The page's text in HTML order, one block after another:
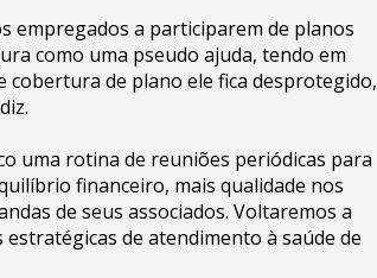
empregados a participarem de planos
como uma pseudo ajuda, tendo em
cobertura de plano ele fica desprotegido,
uma rotina de reuniões periódicas para
financeiro, mais qualidade nos
de seus associados. Voltaremos a
de atendimento à saúde de